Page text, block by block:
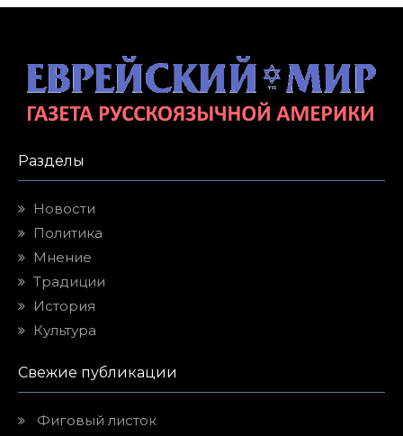
Разделы
Новости
Политика
Мнение
Традиции
История
Культура
Свежие публикации
Фиговый листок